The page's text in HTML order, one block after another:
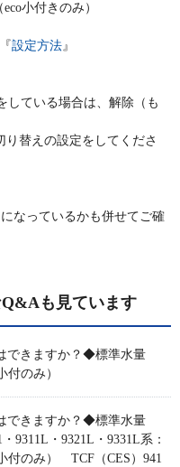
小付きのみ）
設定方法』
ている場合は、解除（も
替えの設定をしてくださ
なっているかも併せてご確
も見ています
はできますか？◆標準水量
付のみ）
はできますか？◆標準水量
9311L・9321L・9331L系：
付のみ） TCF（CES）941